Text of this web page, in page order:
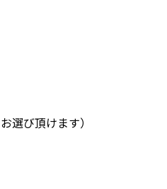
選び頂けます）